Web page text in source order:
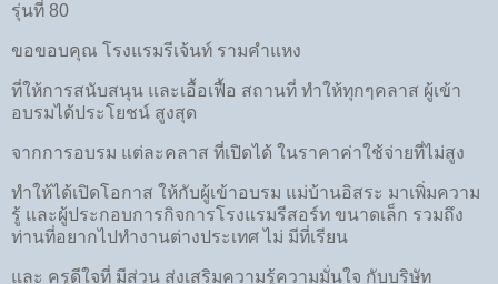
รุ่นที่ 80
ขอขอบคุณ โรงแรมรีเจ้นท์ รามคำแหง
ที่ให้การสนับสนุน และเอื้อเฟื้อ สถานที่ ทำให้ทุกๆคลาส ผู้เข้า
อบรมได้ประโยชน์ สูงสุด
จากการอบรม แต่ละคลาส ที่เปิดได้ ในราคาค่าใช้จ่ายที่ไม่สูง
ทำให้ได้เปิดโอกาส ให้กับผู้เข้าอบรม แม่บ้านอิสระ มาเพิ่มความ
รู้ และผู้ประกอบการกิจการโรงแรมรีสอร์ท ขนาดเล็ก รวมถึง
ท่านที่อยากไปทำงานต่างประเทศ ไม่ มีที่เรียน
และ ครูดีใจที่ มีส่วน ส่งเสริมความรู้ความมั่นใจ กับบริษัท